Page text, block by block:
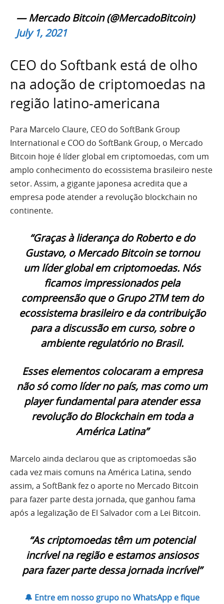
— Mercado Bitcoin (@MercadoBitcoin)
July 1, 2021
CEO do Softbank está de olho
na adoção de criptomoedas na
região latino-americana
Para Marcelo Claure, CEO do SoftBank Group
International e COO do SoftBank Group, o Mercado
Bitcoin hoje é líder global em criptomoedas, com um
amplo conhecimento do ecossistema brasileiro neste
setor. Assim, a gigante japonesa acredita que a
empresa pode atender a revolução blockchain no
continente.
“Graças à liderança do Roberto e do
Gustavo, o Mercado Bitcoin se tornou
um líder global em criptomoedas. Nós
ficamos impressionados pela
compreensão que o Grupo 2TM tem do
ecossistema brasileiro e da contribuição
para a discussão em curso, sobre o
ambiente regulatório no Brasil.
Esses elementos colocaram a empresa
não só como líder no país, mas como um
player fundamental para atender essa
revolução do Blockchain em toda a
América Latina”
Marcelo ainda declarou que as criptomoedas são
cada vez mais comuns na América Latina, sendo
assim, a SoftBank fez o aporte no Mercado Bitcoin
para fazer parte desta jornada, que ganhou fama
após a legalização de El Salvador com a Lei Bitcoin.
“As criptomoedas têm um potencial
incrível na região e estamos ansiosos
para fazer parte dessa jornada incrível”
🔔 Entre em nosso grupo no WhatsApp e fique